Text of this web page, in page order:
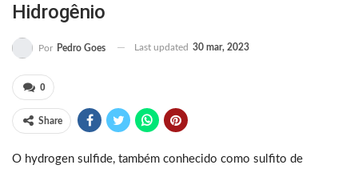
Hidrogênio
Por Pedro Goes Last updated 30 mar, 2023
0
Share
O hydrogen sulfide, também conhecido como sulfito de